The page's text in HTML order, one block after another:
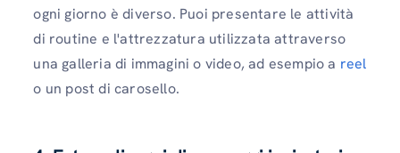
ogni giorno è diverso. Puoi presentare le attività
di routine e l'attrezzatura utilizzata attraverso
una galleria di immagini o video, ad esempio a reel
o un post di carosello.